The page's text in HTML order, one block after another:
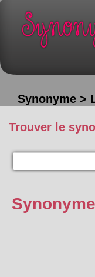
Synonyme >
Trouver le